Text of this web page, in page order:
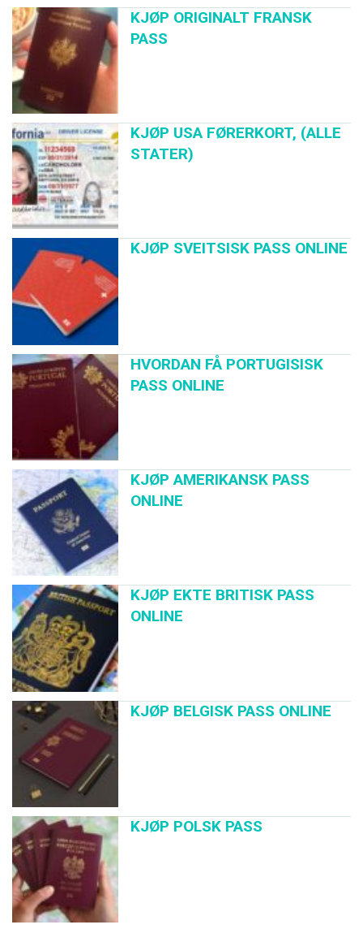
KJØP ORIGINALT FRANSK
PASS
KJØP USA FØRERKORT, (ALLE
STATER)
KJØP SVEITSISK PASS ONLINE
HVORDAN FÅ PORTUGISISK
PASS ONLINE
KJØP AMERIKANSK PASS
ONLINE
KJØP EKTE BRITISK PASS
ONLINE
KJØP BELGISK PASS ONLINE
KJØP POLSK PASS